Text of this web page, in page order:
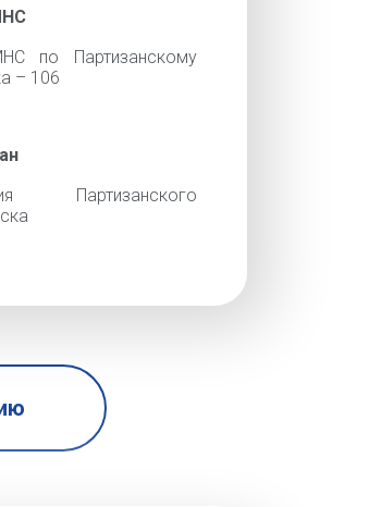
по Партизанскому
– 106
Партизанского